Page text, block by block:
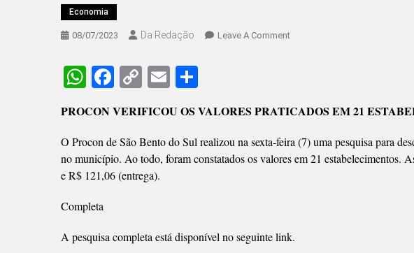
Economia
08/07/2023 Da Redação Leave A CommentOn
PREÇO
EM
SÃO
WhatsApp
Facebook
CopyEmail
PROCON VERIFICOU OS VALORES PRATICADOS EM 21
O Procon de São Bento do Sul realizou na sexta-feira (7) uma pesquisa para
no município. Ao todo, foram constatados os valores em 21 estabelecimentos.
e R$ 121,06 (entrega).
Completa
A pesquisa completa está disponível no seguinte link.